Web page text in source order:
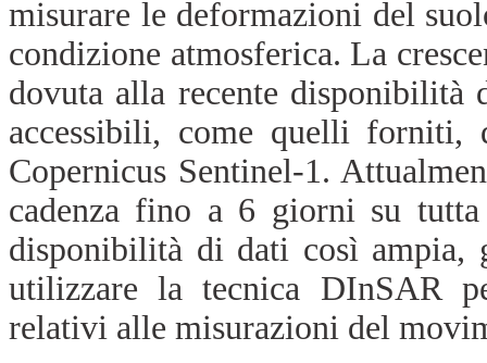
misurare le deformazioni del
condizione atmosferica. La
dovuta alla recente
accessibili, come quelli forniti,
Copernicus Sentinel-1.
cadenza fino a 6 giorni su
disponibilità di dati così ampia,
utilizzare la tecnica DInSAR
relativi alle misurazioni del